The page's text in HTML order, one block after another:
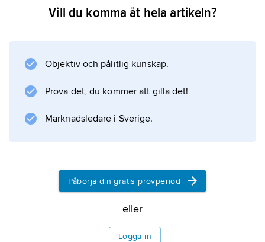
sträckor från 3 000 m till och med 20 000 m
Vill du komma åt hela artikeln?
Objektiv och pålitlig kunskap.
Prova det, du kommer att gilla det!
Marknadsledare i Sverige.
Påbörja din gratis provperiod
eller
Logga in